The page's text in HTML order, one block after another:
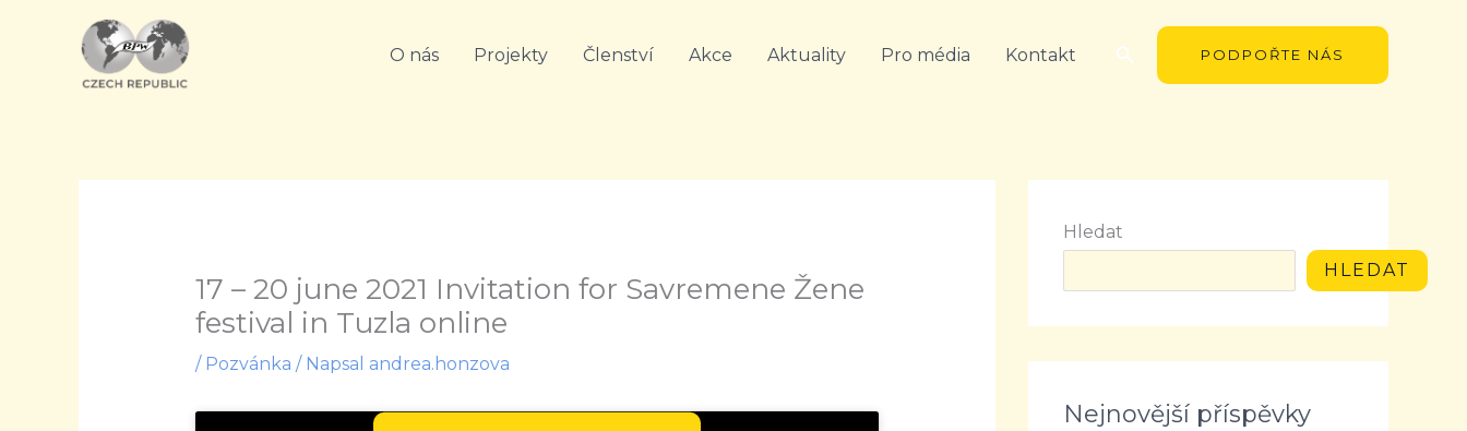
O nás Projekty Členství Akce Aktuality Pro média Kontakt Hledat PODPOŘTE NÁS
17 – 20 june 2021 Invitation for Savremene Žene
festival in Tuzla online
/ Pozvánka / Napsal andrea.honzova
Hledat
HLEDAT
Nejnovější příspěvky